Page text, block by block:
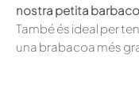
nostra petita
També és ideal per
una brabacoa més